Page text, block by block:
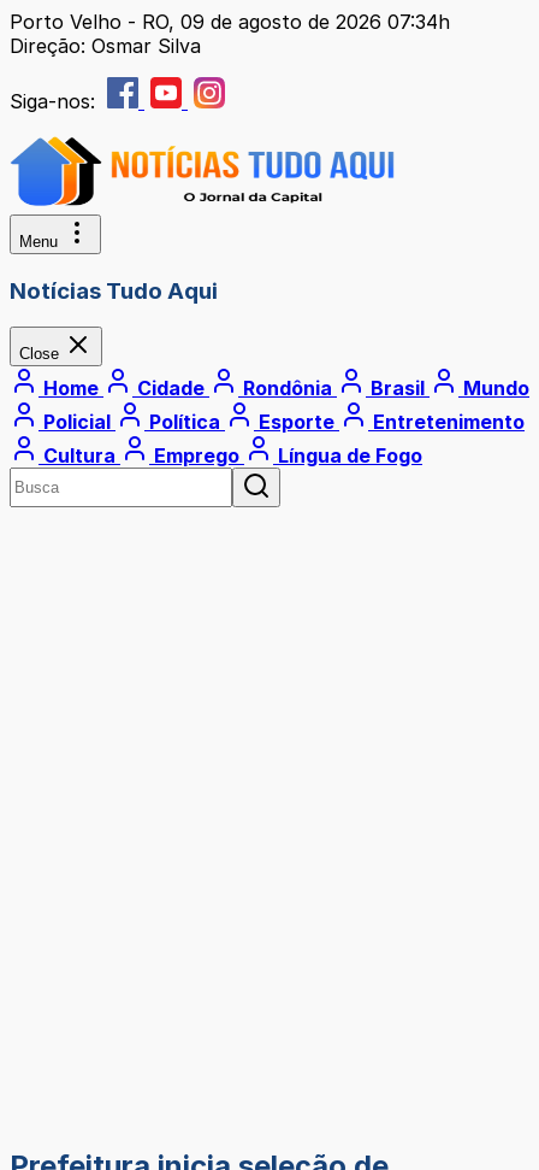
Porto Velho - RO, 09 de agosto de 2026 07:34h
Direção: Osmar Silva
Siga-nos:
Menu
Notícias Tudo Aqui
Close
Home Cidade Rondônia Brasil
Mundo
Policial
Política Esporte
Entretenimento
Cultura
Emprego Língua de Fogo